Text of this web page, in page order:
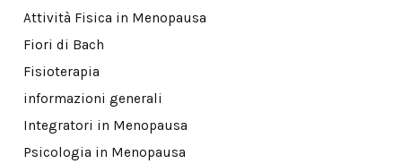
Attività Fisica in Menopausa
Fiori di Bach
Fisioterapia
informazioni generali
Integratori in Menopausa
Psicologia in Menopausa